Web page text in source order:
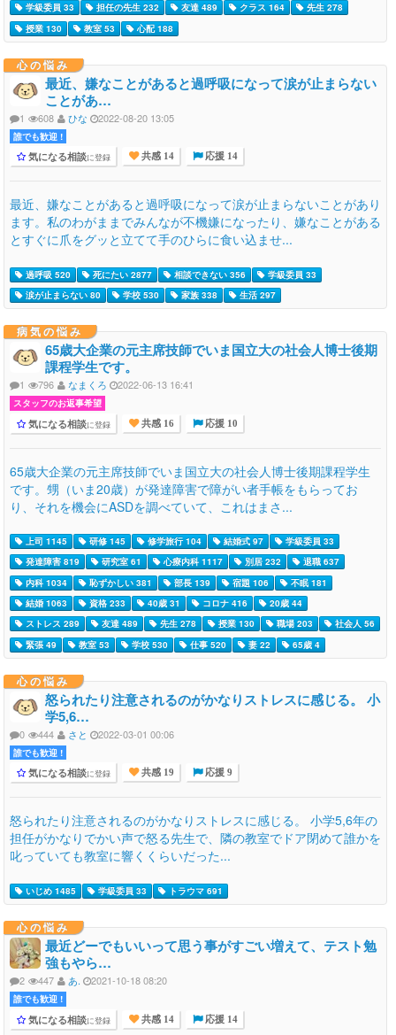
学級委員 33 担任の先生 232 友達 489 クラス 164
先生 278
授業 130
教室 53 心配 188
心の悩み
最近、嫌なことがあると過呼吸になって涙が止まらない
ことがあ…
1 608 ひな 2022-08-20 13:05
誰でも歓迎 !
気になる相談に登録 共感 14 応援 14
最近、嫌なことがあると過呼吸になって涙が止まらないことがあり
ます。私のわがままでみんなが不機嫌になったり、嫌なことがある
とすぐに爪をグッと立てて手のひらに食い込ませ...
過呼吸 520 死にたい 2877 相談できない 356
学級委員 33
涙が止まらない 80
学校 530 家族 338 生活 297
病気の悩み
65歳大企業の元主席技師でいま国立大の社会人博士後期
課程学生です。
1 796 なまくろ 2022-06-13 16:41
スタッフのお返事希望
気になる相談に登録 共感 16 応援 10
65歳大企業の元主席技師でいま国立大の社会人博士後期課程学生
です。甥（いま20歳）が発達障害で障がい者手帳をもらってお
り、それを機会にASDを調べていて、これはまさ...
上司 1145 研修 145 修学旅行 104 結婚式 97
学級委員 33
発達障害 819
研究室 61 心療内科 1117 別居 232
退職 637
内科 1034
恥ずかしい 381 部長 139 宿題 106
不眠 181
結婚 1063
資格 233 40歳 31 コロナ 416
20歳 44
ストレス 289
友達 489 先生 278 授業 130 職場 203
社会人 56
緊張 49
教室 53 学校 530 仕事 520 妻 22 65歳 4
心の悩み
怒られたり注意されるのがかなりストレスに感じる。 小
学5,6…
0 444 さと 2022-03-01 00:06
誰でも歓迎 !
気になる相談に登録 共感 19 応援 9
怒られたり注意されるのがかなりストレスに感じる。 小学5,6年の
担任がかなりでかい声で怒る先生で、隣の教室でドア閉めて誰かを
叱っていても教室に響くくらいだった...
いじめ 1485 学級委員 33 トラウマ 691
心の悩み
最近どーでもいいって思う事がすごい増えて、テスト勉
強もやら…
2 447 あ. 2021-10-18 08:20
誰でも歓迎 !
気になる相談に登録 共感 14 応援 14